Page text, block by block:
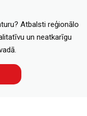
Atbalsti reģionālo
un neatkarīgu